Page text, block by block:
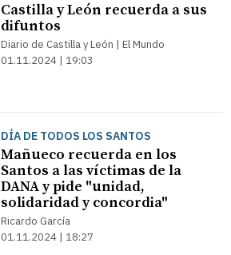
Castilla y León recuerda a sus
difuntos
Diario de Castilla y León | El Mundo
01.11.2024 | 19:03
DÍA DE TODOS LOS SANTOS
Mañueco recuerda en los
Santos a las víctimas de la
DANA y pide "unidad,
solidaridad y concordia"
Ricardo García
01.11.2024 | 18:27